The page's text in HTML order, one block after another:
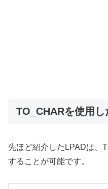
TO_CHARを使用
先ほど紹介したLPADは、
することが可能です。